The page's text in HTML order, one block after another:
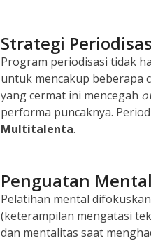
Strategi
Program periodisasi tidak
untuk mencakup beberapa
yang cermat ini mencegah
performa puncaknya.
Multitalenta.
Penguatan
Pelatihan mental
(keterampilan mengatasi
dan mentalitas saat